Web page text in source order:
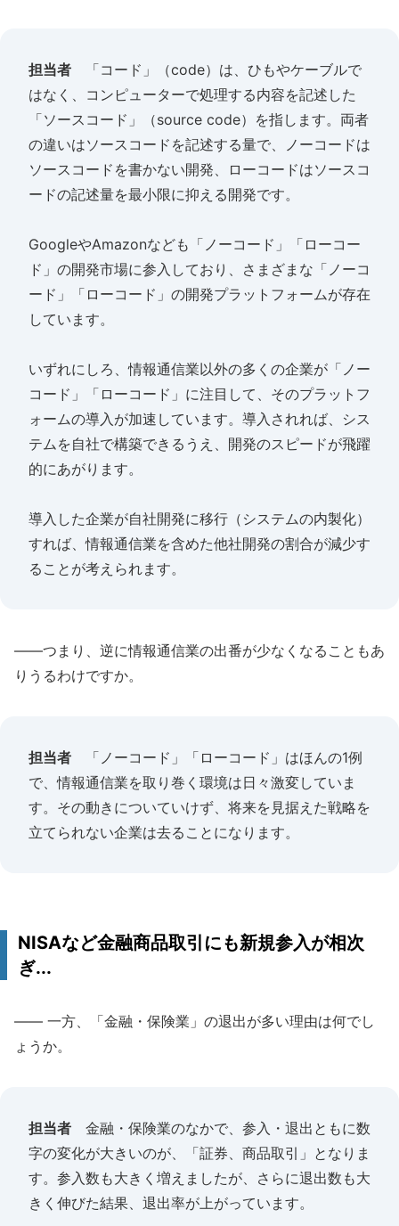
担当者 「コード」（code）は、ひもやケーブルで
はなく、コンピューターで処理する内容を記述した
「ソースコード」（source code）を指します。両者
の違いはソースコードを記述する量で、ノーコードは
ソースコードを書かない開発、ローコードはソースコ
ードの記述量を最小限に抑える開発です。
GoogleやAmazonなども「ノーコード」「ローコー
ド」の開発市場に参入しており、さまざまな「ノーコ
ード」「ローコード」の開発プラットフォームが存在
しています。
いずれにしろ、情報通信業以外の多くの企業が「ノー
コード」「ローコード」に注目して、そのプラットフ
ォームの導入が加速しています。導入されれば、シス
テムを自社で構築できるうえ、開発のスピードが飛躍
的にあがります。
導入した企業が自社開発に移行（システムの内製化）
すれば、情報通信業を含めた他社開発の割合が減少す
ることが考えられます。
――つまり、逆に情報通信業の出番が少なくなることもあ
りうるわけですか。
担当者 「ノーコード」「ローコード」はほんの1例
で、情報通信業を取り巻く環境は日々激変していま
す。その動きについていけず、将来を見据えた戦略を
立てられない企業は去ることになります。
NISAなど金融商品取引にも新規参入が相次
ぎ...
―― 一方、「金融・保険業」の退出が多い理由は何でし
ょうか。
担当者 金融・保険業のなかで、参入・退出ともに数
字の変化が大きいのが、「証券、商品取引」となりま
す。参入数も大きく増えましたが、さらに退出数も大
きく伸びた結果、退出率が上がっています。